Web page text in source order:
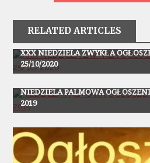
RELATED ARTICLES
Ogłoszenia
XXX NIEDZIELA ZWYKŁA
25/10/2020
Ogłoszenia
NIEDZIELA PALMOWA
2019